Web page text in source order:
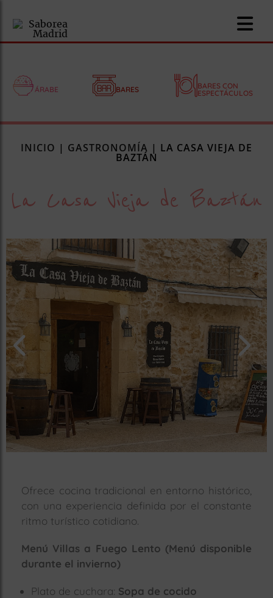
ÁRABE BARES
BARES CON
ESPECTÁCULOS
INICIO | GASTRONOMÍA | LA CASA VIEJA DE
BAZTÁN
La Casa Vieja de Baztán
Ofrece cocina tradicional en entorno histórico,
con una experiencia definida por el constante
ritmo turístico cotidiano.
Menú Villas a Fuego Lento (Menú disponible
durante el invierno)
Plato de cuchara: Sopa de cocido